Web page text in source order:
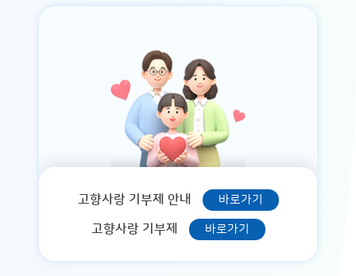
고향사랑 기부제 안내 바로가기
고향사랑 기부제 바로가기